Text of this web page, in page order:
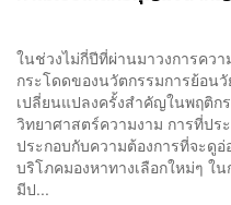
ในช่วงไม่กี่ปีที่ผ่านมาวงการควา
กระโดดของนวัตกรรมการย้อน
เปลี่ยนแปลงครั้งสำคัญในพฤติก
วิทยาศาสตร์ความงาม การที่ปร
ประกอบกับความต้องการที่จะดู
บริโภคมองหาทางเลือกใหม่ๆ
มีป...